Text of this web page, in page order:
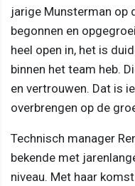
jarige Munsterman op
begonnen en
heel open in, het is
binnen het team heb.
en vertrouwen. Dat is
overbrengen op de
Technisch manager
bekende met
niveau. Met haar